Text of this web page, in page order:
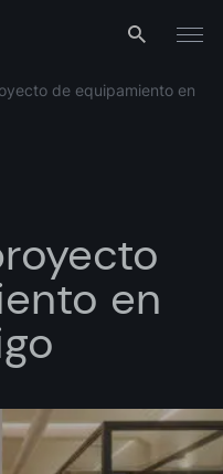
Menú
de equipamiento en
en